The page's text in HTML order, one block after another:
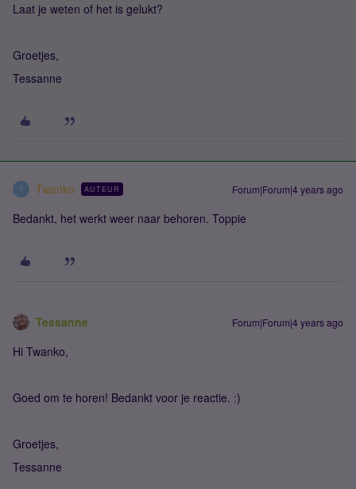
Laat je weten of het is gelukt?
Groetjes,
Tessanne
T Twanko AUTEUR Forum|Forum|4 years ago
Bedankt, het werkt weer naar behoren. Toppie
Tessanne Forum|Forum|4 years ago
Hi Twanko,
Goed om te horen! Bedankt voor je reactie. :)
Groetjes,
Tessanne